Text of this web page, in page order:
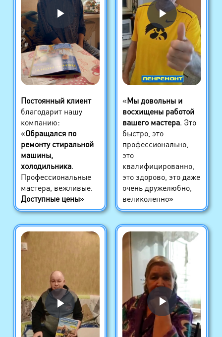
Постоянный клиент
благодарит нашу
компанию:
«Обращался по
ремонту стиральной
машины,
холодильника.
Профессиональные
мастера, вежливые.
Доступные цены»
«Мы довольны и
восхищены работой
вашего мастера. Это
быстро, это
профессионально,
это
квалифицированно,
это здорово, это даже
очень дружелюбно,
великолепно»